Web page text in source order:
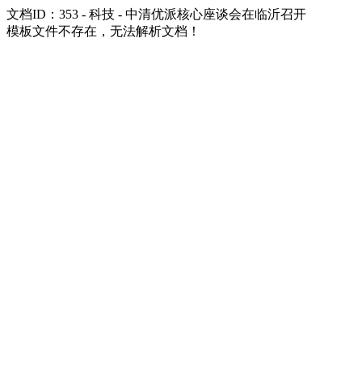
文档ID：353 - 科技 - 中清优派核心座谈会在临沂召开
模板文件不存在，无法解析文档！